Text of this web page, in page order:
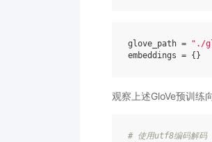
glove_path =
"./
embeddings = {}
观察上述GloVe预训练
# 使用utf8编码解码